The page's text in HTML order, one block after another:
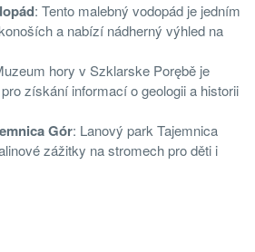
: Tento malebný vodopád je jedním
a nabízí nádherný výhled na
hory v Szklarske Porębě je
získání informací o geologii a historii
Gór: Lanový park Tajemnica
zážitky na stromech pro děti i